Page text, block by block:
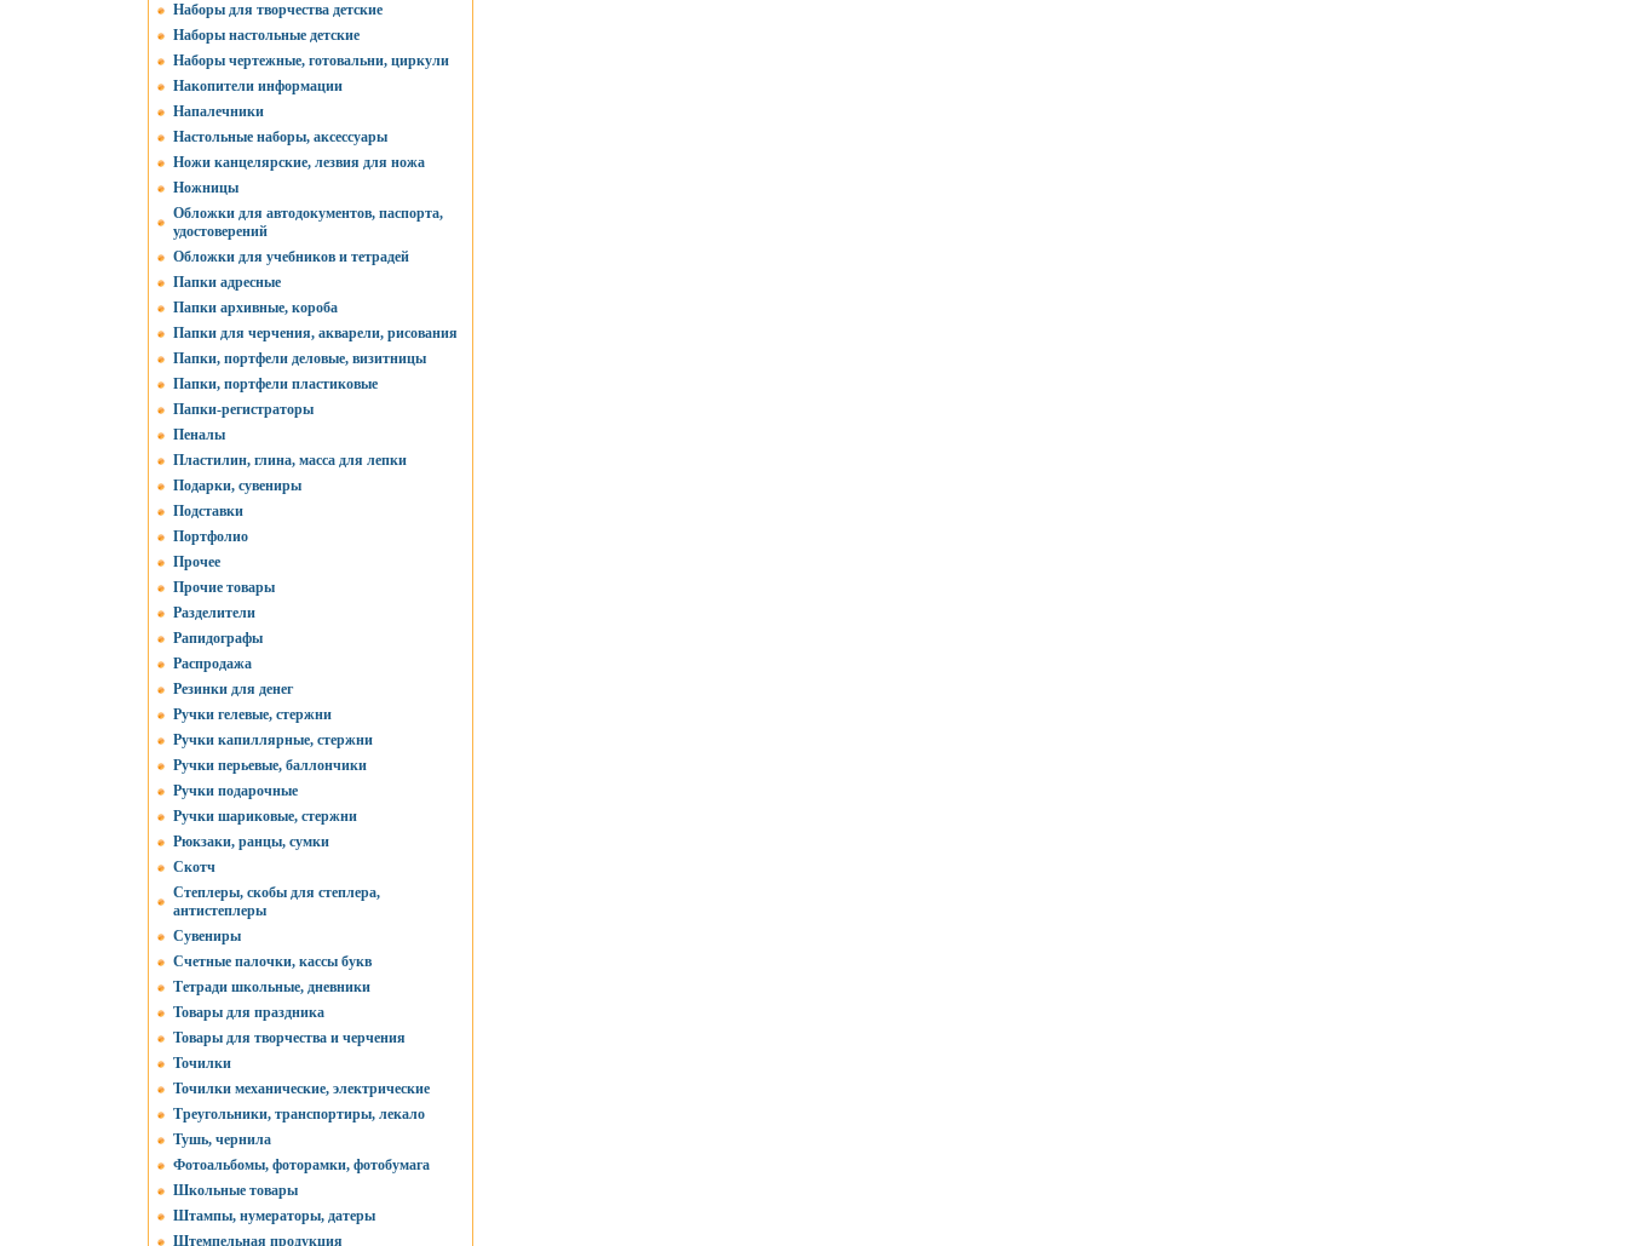
Наборы для творчества детские
Наборы настольные детские
Наборы чертежные, готовальни, циркули
Накопители информации
Напалечники
Настольные наборы, аксессуары
Ножи канцелярские, лезвия для ножа
Ножницы
Обложки для автодокументов, паспорта,
удостоверений
Обложки для учебников и тетрадей
Папки адресные
Папки архивные, короба
Папки для черчения, акварели, рисования
Папки, портфели деловые, визитницы
Папки, портфели пластиковые
Папки-регистраторы
Пеналы
Пластилин, глина, масса для лепки
Подарки, сувениры
Подставки
Портфолио
Прочее
Прочие товары
Разделители
Рапидографы
Распродажа
Резинки для денег
Ручки гелевые, стержни
Ручки капиллярные, стержни
Ручки перьевые, баллончики
Ручки подарочные
Ручки шариковые, стержни
Рюкзаки, ранцы, сумки
Скотч
Степлеры, скобы для степлера,
антистеплеры
Сувениры
Счетные палочки, кассы букв
Тетради школьные, дневники
Товары для праздника
Товары для творчества и черчения
Точилки
Точилки механические, электрические
Треугольники, транспортиры, лекало
Тушь, чернила
Фотоальбомы, фоторамки, фотобумага
Школьные товары
Штампы, нумераторы, датеры
Штемпельная продукция